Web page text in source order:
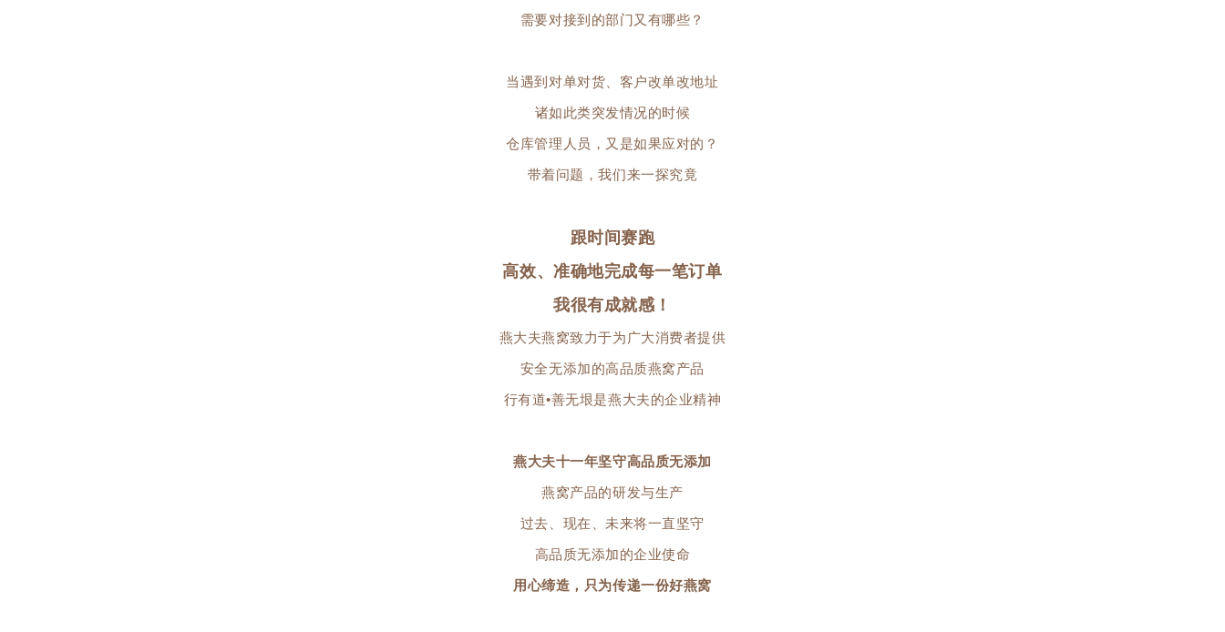
需要对接到的部门又有哪些？
当遇到对单对货、 客户改单改地址
诸如此类突发情况的时候
仓库管理人员， 又是如果应对的？
带着问题，我们来一探究竟
跟时间赛跑
高效、准确地完成每一笔订单
我很有成就感！
燕大夫燕窝致力于为广大消费者提供
安全无添加的高品质燕窝产品
行有道•善无垠是燕大夫的企业精神
燕大夫十一年坚守高品质无添加
燕窝产品的研发与生产
过去、现在、未来将一直坚守
高品质无添加的企业使命
用心缔造， 只为传递一份好燕窝